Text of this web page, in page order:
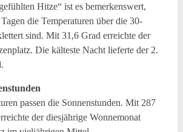
Hitze“ ist es bemerkenswert,
die Temperaturen über die 30-
sind. Mit 31,6 Grad erreichte der
Die kälteste Nacht lieferte der 2.
passen die Sonnenstunden. Mit 287
der diesjährige Wonnemonat